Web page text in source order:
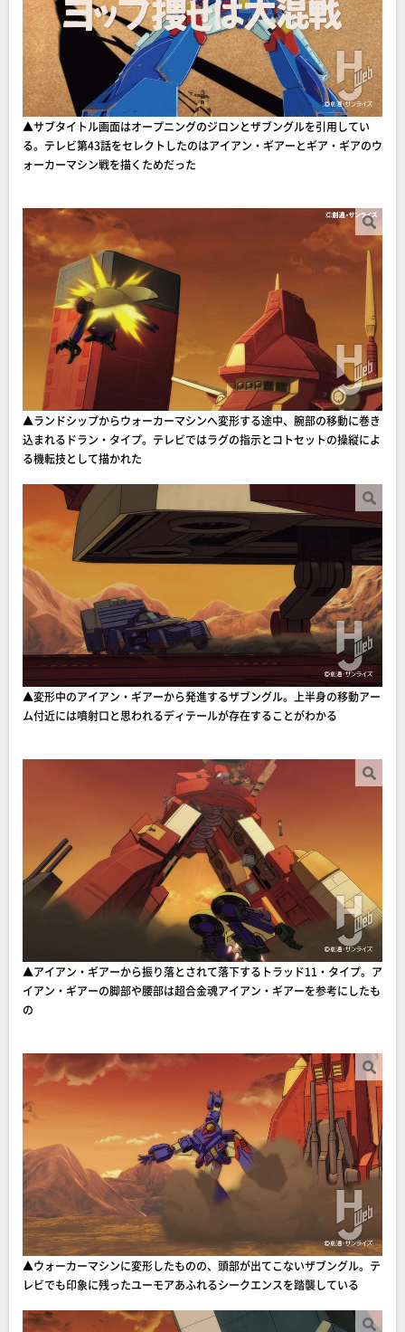
▲サブタイトル画面はオープニングのジロンとザブングルを引用してい
る。テレビ第43話をセレクトしたのはアイアン・ギアーとギア・ギアのウ
ォーカーマシン戦を描くためだった
▲ランドシップからウォーカーマシンへ変形する途中、腕部の移動に巻き
込まれるドラン・タイプ。テレビではラグの指示とコトセットの操縦によ
る機転技として描かれた
▲変形中のアイアン・ギアーから発進するザブングル。上半身の移動アー
ム付近には噴射口と思われるディテールが存在することがわかる
▲アイアン・ギアーから振り落とされて落下するトラッド11・タイプ。ア
イアン・ギアーの脚部や腰部は超合金魂アイアン・ギアーを参考にしたも
の
▲ウォーカーマシンに変形したものの、頭部が出てこないザブングル。テ
レビでも印象に残ったユーモアあふれるシークエンスを踏襲している